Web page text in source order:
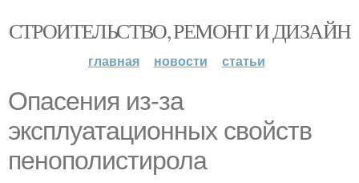
СТРОИТЕЛЬСТВО, РЕМОНТ И ДИЗАЙН
главная новости статьи
Опасения из-за
эксплуатационных свойств
пенополистирола